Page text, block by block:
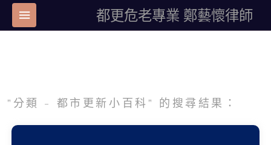
都更危老專業 鄭藝懷律師
"分類 - 都市更新小百科" 的搜尋結果：